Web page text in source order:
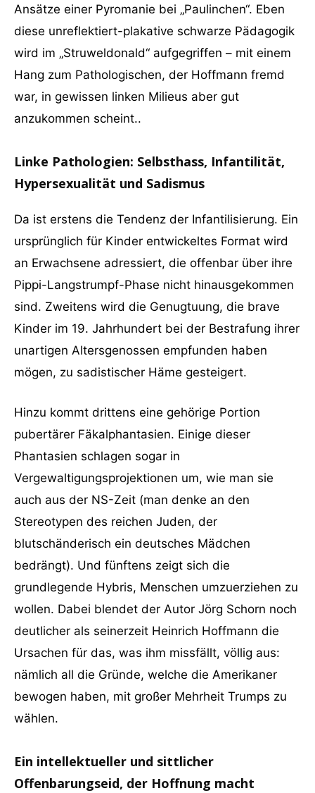
Ansätze einer Pyromanie bei „Paulinchen“. Eben
diese unreflektiert-plakative schwarze Pädagogik
wird im „Struweldonald“ aufgegriffen – mit einem
Hang zum Pathologischen, der Hoffmann fremd
war, in gewissen linken Milieus aber gut
anzukommen scheint..
Linke Pathologien: Selbsthass, Infantilität,
Hypersexualität und Sadismus
Da ist erstens die Tendenz der Infantilisierung. Ein
ursprünglich für Kinder entwickeltes Format wird
an Erwachsene adressiert, die offenbar über ihre
Pippi-Langstrumpf-Phase nicht hinausgekommen
sind. Zweitens wird die Genugtuung, die brave
Kinder im 19. Jahrhundert bei der Bestrafung ihrer
unartigen Altersgenossen empfunden haben
mögen, zu sadistischer Häme gesteigert.
Hinzu kommt drittens eine gehörige Portion
pubertärer Fäkalphantasien. Einige dieser
Phantasien schlagen sogar in
Vergewaltigungsprojektionen um, wie man sie
auch aus der NS-Zeit (man denke an den
Stereotypen des reichen Juden, der
blutschänderisch ein deutsches Mädchen
bedrängt). Und fünftens zeigt sich die
grundlegende Hybris, Menschen umzuerziehen zu
wollen. Dabei blendet der Autor Jörg Schorn noch
deutlicher als seinerzeit Heinrich Hoffmann die
Ursachen für das, was ihm missfällt, völlig aus:
nämlich all die Gründe, welche die Amerikaner
bewogen haben, mit großer Mehrheit Trumps zu
wählen.
Ein intellektueller und sittlicher
Offenbarungseid, der Hoffnung macht